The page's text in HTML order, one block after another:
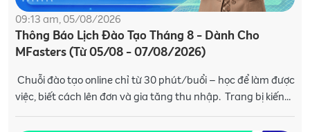
09:13 am, 05/08/2026
Thông Báo Lịch Đào Tạo Tháng 8 - Dành Cho
MFasters (Từ 05/08 - 07/08/2026)
Chuỗi đào tạo online chỉ từ 30 phút/buổi – học để làm được
việc, biết cách lên đơn và gia tăng thu nhập. Trang bị kiến